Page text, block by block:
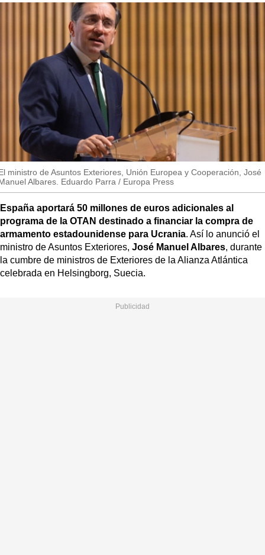
INVESTIGACIÓN
INTERNACIONAL
MUNICIPIOS
ministro de Asuntos Exteriores, Unión Europea y Cooperación, José
Albares. Eduardo Parra / Europa Press
España aportará 50 millones de euros adicionales al
programa de la OTAN destinado a financiar la compra de
armamento estadounidense para Ucrania. Así lo anunció el
ministro de Asuntos Exteriores, José Manuel Albares, durante
la cumbre de ministros de Exteriores de la Alianza Atlántica
celebrada en Helsingborg, Suecia.